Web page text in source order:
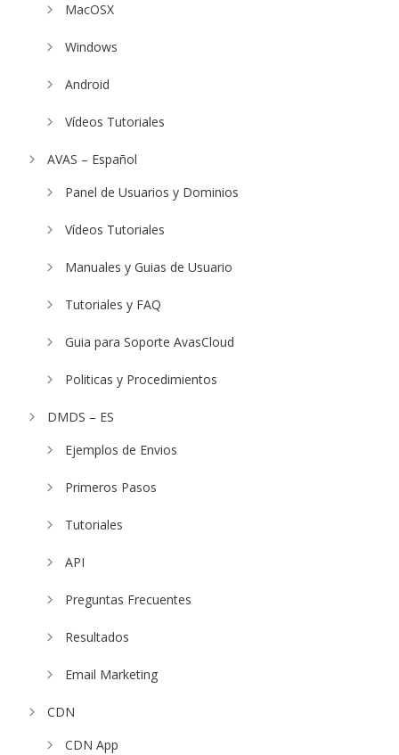
MacOSX
Windows
Android
Vídeos Tutoriales
AVAS – Español
Panel de Usuarios y Dominios
Vídeos Tutoriales
Manuales y Guias de Usuario
Tutoriales y FAQ
Guia para Soporte AvasCloud
Politicas y Procedimientos
DMDS – ES
Ejemplos de Envios
Primeros Pasos
Tutoriales
API
Preguntas Frecuentes
Resultados
Email Marketing
CDN
CDN App